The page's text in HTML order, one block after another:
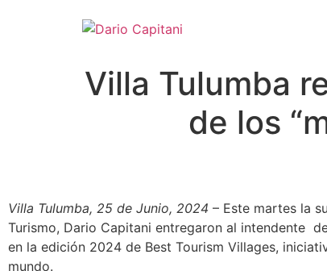
Villa Tulumba
de los
Villa Tulumba, 25 de Junio, 2024 – Este martes la
Turismo, Dario Capitani entregaron al intendente
en la edición 2024 de Best Tourism Villages,
mundo.